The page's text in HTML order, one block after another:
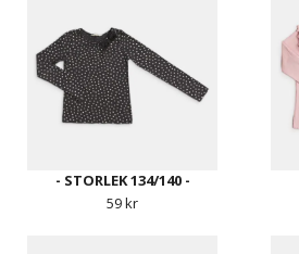
- STORLEK 134/140 -
59 kr